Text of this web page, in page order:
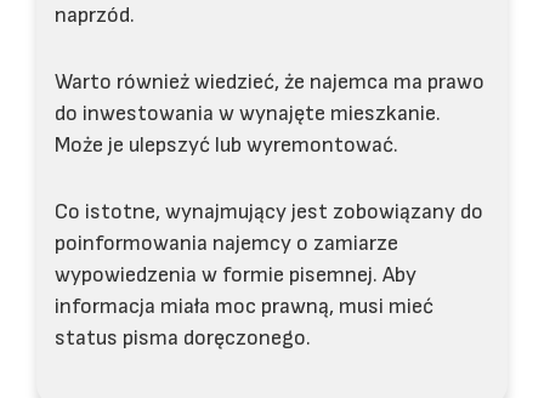
naprzód.
Warto również wiedzieć, że najemca ma prawo
do inwestowania w wynajęte mieszkanie.
Może je ulepszyć lub wyremontować.
Co istotne, wynajmujący jest zobowiązany do
poinformowania najemcy o zamiarze
wypowiedzenia w formie pisemnej. Aby
informacja miała moc prawną, musi mieć
status pisma doręczonego.